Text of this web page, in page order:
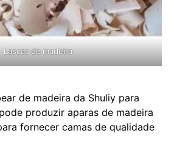
Lascas de madeira
de madeira da Shuliy para
produzir aparas de madeira
fornecer camas de qualidade